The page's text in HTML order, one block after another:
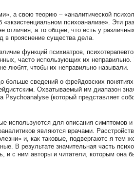
а свою теорию – «аналитической
психоанализе». Эти
а то общее, что есть у
в прояснение существа дела.
функций психиатров,
часто использующих их неправильно.
любят, чтобы их неправильно называли.
больше сведений о фрейдовских
Охватываемый им диапазон
(который представляет
используются для описания симптомов
являются врачами.
и, как таковые, подвергаютс я тем
В результате значительная часть
и с ним авторы и читатели, которым она